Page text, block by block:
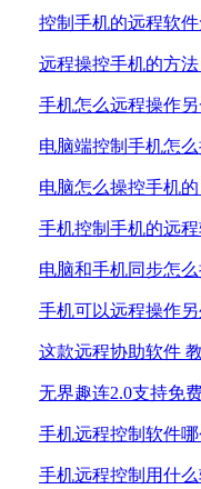
控制手机的远程软
远程操控手机的方
手机怎么远程操作
电脑端控制手机怎
电脑怎么操控手机
手机控制手机的远
电脑和手机同步怎
手机可以远程操作
这款远程协助软件
无界趣连2.0支持免
手机远程控制软件
手机远程控制用什